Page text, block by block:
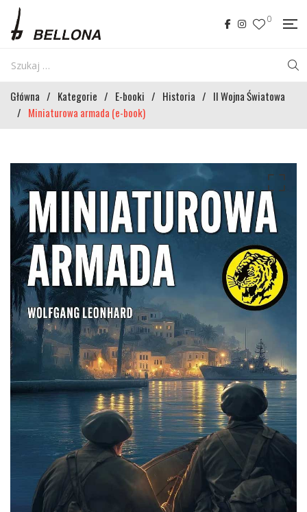
0
Główna / Kategorie / E-booki / Historia / II Wojna Światowa
/ Miniaturowa armada (e-book)